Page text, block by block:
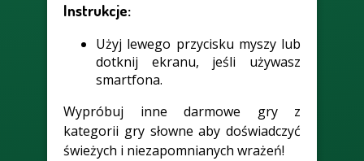
Instrukcje:
Użyj lewego przycisku myszy lub
dotknij ekranu, jeśli używasz
smartfona.
Wypróbuj inne darmowe gry z
kategorii gry słowne aby doświadczyć
świeżych i niezapomnianych wrażeń!